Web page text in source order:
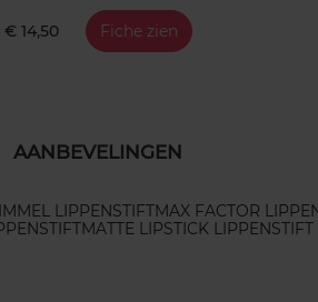
€ 14,50 Fiche zien
AANBEVELINGEN
LIPPENSTIFTMAX FACTOR
MATTE LIPSTICK LIPPENSTIFT